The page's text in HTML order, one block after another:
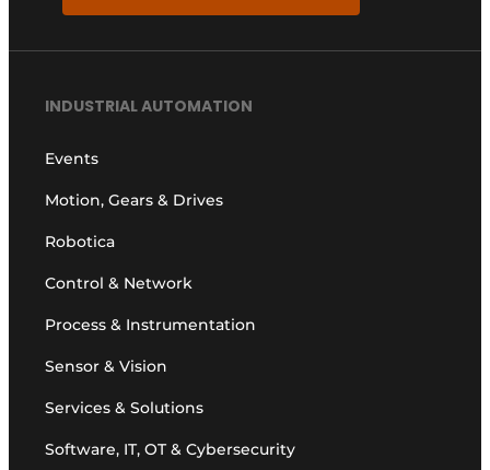
INDUSTRIAL AUTOMATION
Events
Motion, Gears & Drives
Robotica
Control & Network
Process & Instrumentation
Sensor & Vision
Services & Solutions
Software, IT, OT & Cybersecurity